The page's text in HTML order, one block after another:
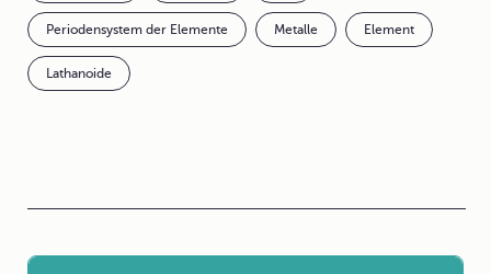
Periodensystem der Elemente Metalle Element
Lathanoide